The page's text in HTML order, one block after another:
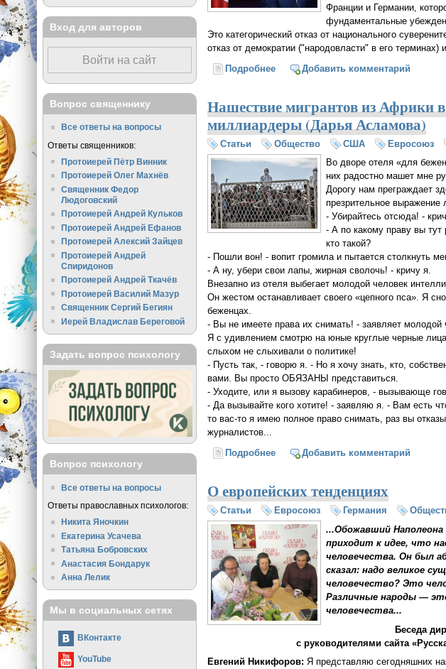
Франции и Германии,
фундаментальные
Это категорический отказ от национального
отказ от демократии ("народовласти" в его
Подробнеео Эммануэль Макрон: эпоха
Добавить комментарий
Нашествие мигрантов из Африки
миллиардеры (Дарья Асламова)
Статьи Общество США Евросоюз
Во дворе отеля «для
них радостно машет мне
Дорогу нам преграждает
презрительное
- Убирайтесь отсюда! -
- А по какому праву вы
кто такой?
- Пошли вон! - вопит громила и пытается столкнуть
- А ну, убери свои лапы, жирная сволочь! - кричу я.
Внезапно из отеля выбегает молодой человек
Он жестом останавливает своего «цепного пса». Я
беженцах.
- Вы не имеете права их снимать! - заявляет молодой
Я с удивлением смотрю на юные круглые черные
слыхом не слыхивали о политике!
- Пусть так, - говорю я. - Но я хочу знать, кто,
вами. Вы просто ОБЯЗАНЫ представиться.
- Уходите, или я вызову карабинеров, - вызывающе
- Да вызывайте кого хотите! - заявляю я. - Вам есть
то вас-то я имею полное право снимать, раз вы
журналистов...
Подробнеео Нашествие мигрантов из Африки
Добавить комментарий
О европейских тенденциях
Статьи Евросоюз Германия
...Обожавший
приходит к идее, что
человечества. Он был
сказал: надо великое
человечество? Это
Различные народы —
человечества...
Беседа
с руководителями сайта
Евгений Никифоров: Я представляю сегодняшних
Вход для авторов
Войти на сайт
Вопрос священнику
Все ответы на вопросы
Ответы священников:
Протоиерей Пётр Винник
Протоиерей Олег Махнёв
Священник Федор
Людоговский
Протоиерей Андрей Кульков
Протоиерей Андрей Ефанов
Протоиерей Алексий Зайцев
Протоиерей Андрей
Спиридонов
Протоиерей Андрей Ткачёв
Протоиерей Василий Мазур
Священник Сергий Бегиян
Иерей Владислав Береговой
Задать вопрос психологу
Вопрос психологу
Все ответы на вопросы
Ответы православных психологов:
Никита Яночкин
Екатерина Усачева
Татьяна Бобровских
Анастасия Бондарук
Анна Лелик
Мы в социальных сетях
ВКонтакте
YouTube